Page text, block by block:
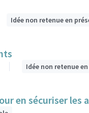
Idée non retenue en
Idée non retenue
en sécuriser les